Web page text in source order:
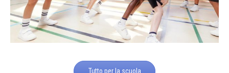
Tutto per la scuola